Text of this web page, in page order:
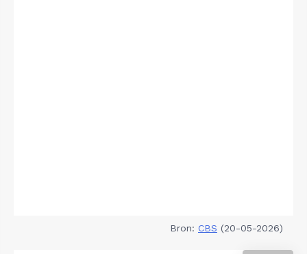
Bron: CBS (20-05-2026)